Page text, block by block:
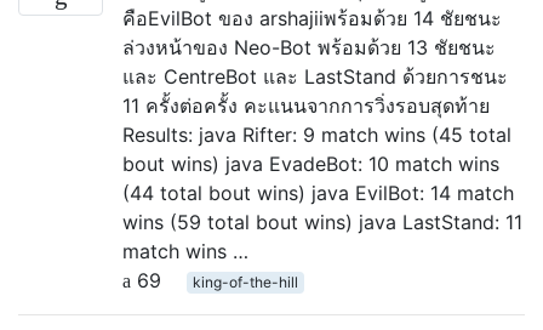
คือEvilBot ของ arshajiiพร้อมด้วย 14 ชัยชนะ
ล่วงหน้าของ Neo-Bot พร้อมด้วย 13 ชัยชนะ
และ CentreBot และ LastStand ด้วยการชนะ
11 ครั้งต่อครั้ง คะแนนจากการวิ่งรอบสุดท้าย
Results: java Rifter: 9 match wins (45 total
bout wins) java EvadeBot: 10 match wins
(44 total bout wins) java EvilBot: 14 match
wins (59 total bout wins) java LastStand: 11
match wins …
69
king-of-the-hill